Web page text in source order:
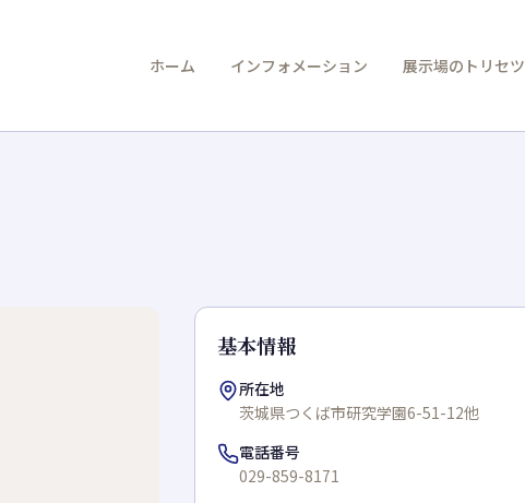
ホーム インフォメーション 展示場のトリセツ
基本情報
所在地
茨城県つくば市研究学園6-51-12他
電話番号
029-859-8171